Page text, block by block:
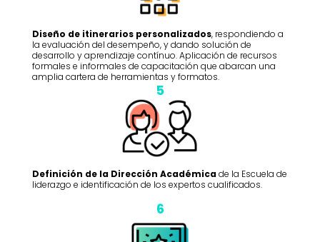
Diseño de itinerarios personalizados, respondiendo a
la evaluación del desempeño, y dando solución de
desarrollo y aprendizaje contínuo. Aplicación de recursos
formales e informales de capacitación que abarcan una
amplia cartera de herramientas y formatos.
5
Definición de la Dirección Académicade la Escuela de
liderazgo e identificación de los expertos cualificados.
6